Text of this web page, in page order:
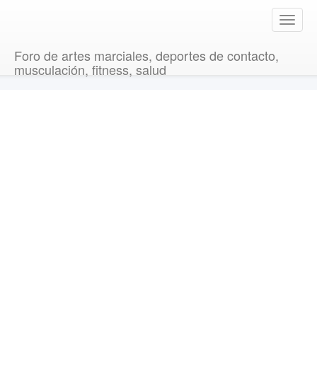
T
o
Foro de artes marciales, deportes de contacto,
musculación, fitness, salud